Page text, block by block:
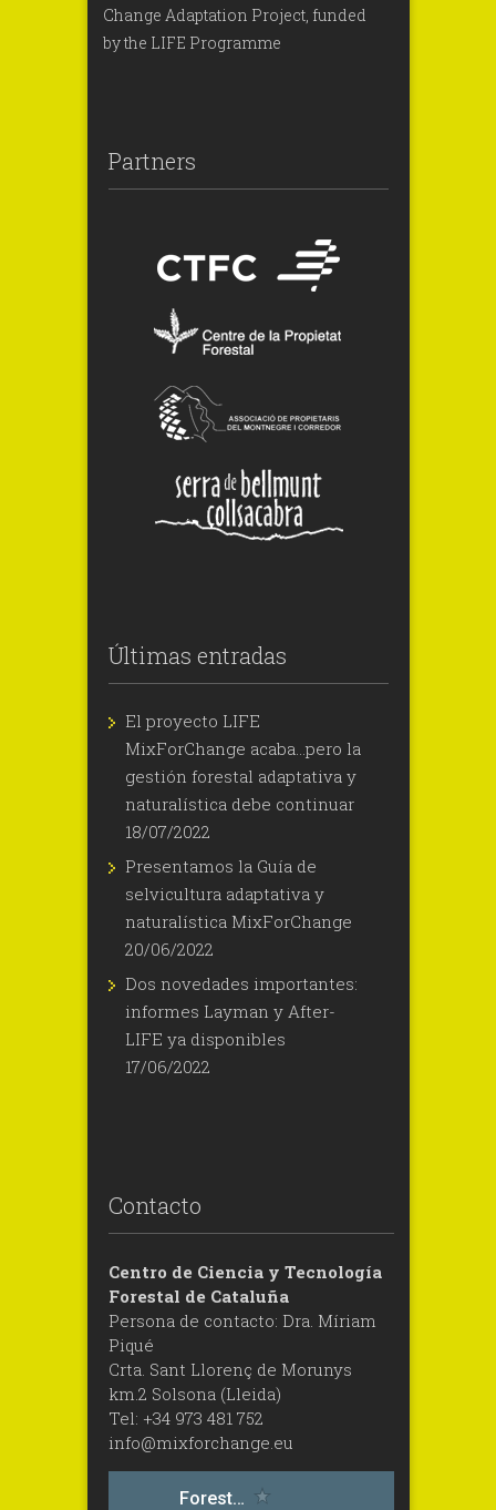
Change Adaptation Project, funded
by the LIFE Programme
Partners
Últimas entradas
El proyecto LIFE
MixForChange acaba…pero la
gestión forestal adaptativa y
naturalística debe continuar
18/07/2022
Presentamos la Guía de
selvicultura adaptativa y
naturalística MixForChange
20/06/2022
Dos novedades importantes:
informes Layman y After-
LIFE ya disponibles
17/06/2022
Contacto
Centro de Ciencia y Tecnología
Forestal de Cataluña
Persona de contacto: Dra. Míriam
Piqué
Crta. Sant Llorenç de Morunys
km.2 Solsona (Lleida)
Tel: +34 973 481 752
info@mixforchange.eu